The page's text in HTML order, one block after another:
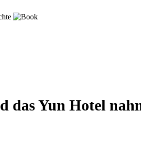
das Yun Hotel